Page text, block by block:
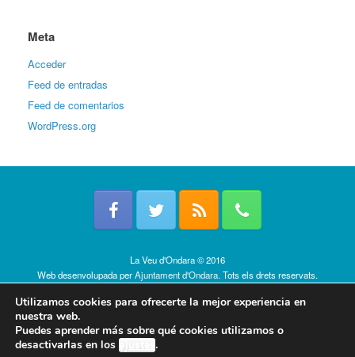
Meta
Acceder
Feed de entradas
Feed de comentarios
WordPress.org
La Veu d'Ondara © 2016
Web desenvolupada perAjuntament d'Ondara. Tots els drets reservats.
Utilizamos cookies para ofrecerte la mejor experiencia en
nuestra web.
Puedes aprender más sobre qué cookies utilizamos o
desactivarlas en los ajustes.